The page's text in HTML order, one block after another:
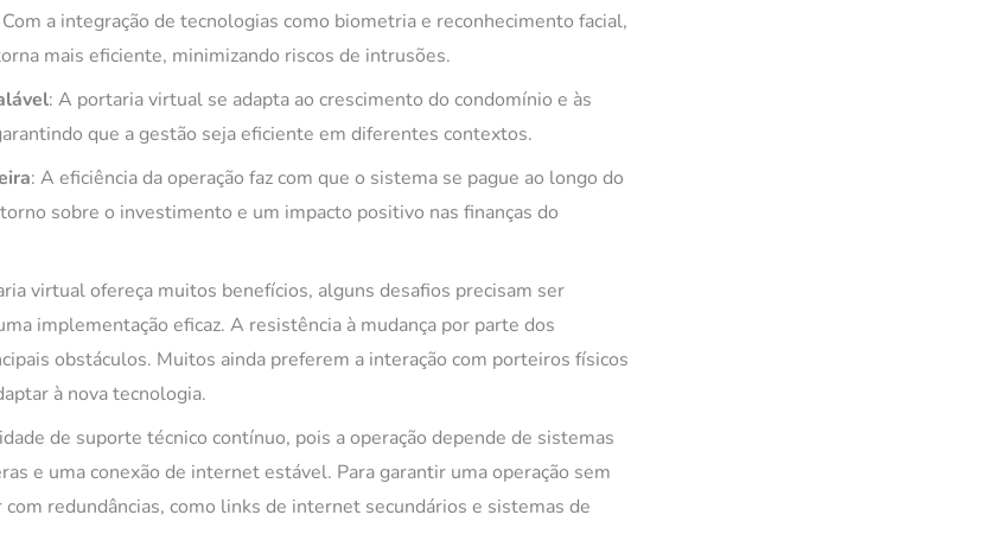
Com a integração de tecnologias como biometria e reconhecimento facial,
mais eficiente, minimizando riscos de intrusões.
: A portaria virtual se adapta ao crescimento do condomínio e às
que a gestão seja eficiente em diferentes contextos.
: A eficiência da operação faz com que o sistema se pague ao longo do
sobre o investimento e um impacto positivo nas finanças do
virtual ofereça muitos benefícios, alguns desafios precisam ser
implementação eficaz. A resistência à mudança por parte dos
obstáculos. Muitos ainda preferem a interação com porteiros físicos
à nova tecnologia.
de suporte técnico contínuo, pois a operação depende de sistemas
e uma conexão de internet estável. Para garantir uma operação sem
redundâncias, como links de internet secundários e sistemas de